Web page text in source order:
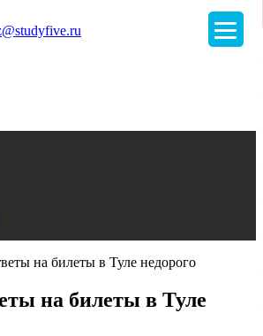
на билеты в Туле недорого
на билеты в Туле